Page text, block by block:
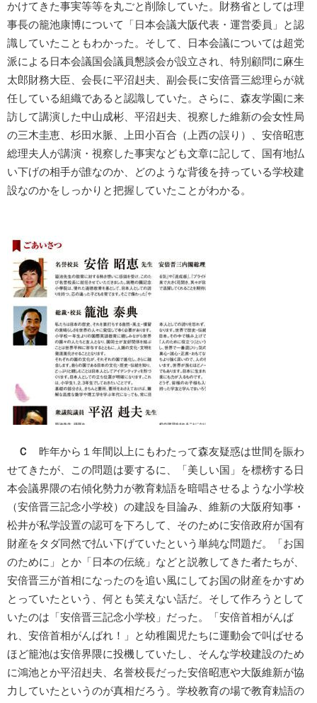
かけてきた事実等等を丸ごと削除していた。財務省としては理
事長の籠池康博について「日本会議大阪代表・運営委員」と認
識していたこともわかった。そして、日本会議については超党
派による日本会議国会議員懇談会が設立され、特別顧問に麻生
太郎財務大臣、会長に平沼赳夫、副会長に安倍晋三総理らが就
任している組織であると認識していた。さらに、森友学園に来
訪して講演した中山成彬、平沼赳夫、視察した維新の会女性局
の三木圭恵、杉田水脈、上田小百合（上西の誤り）、安倍昭恵
総理夫人が講演・視察した事実なども文章に記して、国有地払
い下げの相手が誰なのか、どのような背後を持っている学校建
設なのかをしっかりと把握していたことがわかる。
Ｃ
昨年から１年間以上にもわたって森友疑惑は世間を賑わ
せてきたが、この問題は要するに、「美しい国」を標榜する日
本会議界隈の右傾化勢力が教育勅語を暗唱させるような小学校
（安倍晋三記念小学校）の建設を目論み、維新の大阪府知事・
松井が私学設置の認可を下ろして、そのために安倍政府が国有
財産をタダ同然で払い下げていたという単純な問題だ。「お国
のために」とか「日本の伝統」などと説教してきた者たちが、
安倍晋三が首相になったのを追い風にしてお国の財産をかすめ
とっていたという、何とも笑えない話だ。そして作ろうとして
いたのは「安倍晋三記念小学校」だった。「安倍首相がんば
れ、安倍首相がんばれ！」と幼稚園児たちに運動会で叫ばせる
ほど籠池は安倍界隈に投機していたし、そんな学校建設のため
に鴻池とか平沼赳夫、名誉校長だった安倍昭恵や大阪維新が協
力していたというのが真相だろう。学校教育の場で教育勅語の